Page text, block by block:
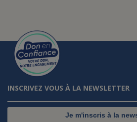
INSCRIVEZ VOUS À LA NEWSLETTER
Je m'inscris à la